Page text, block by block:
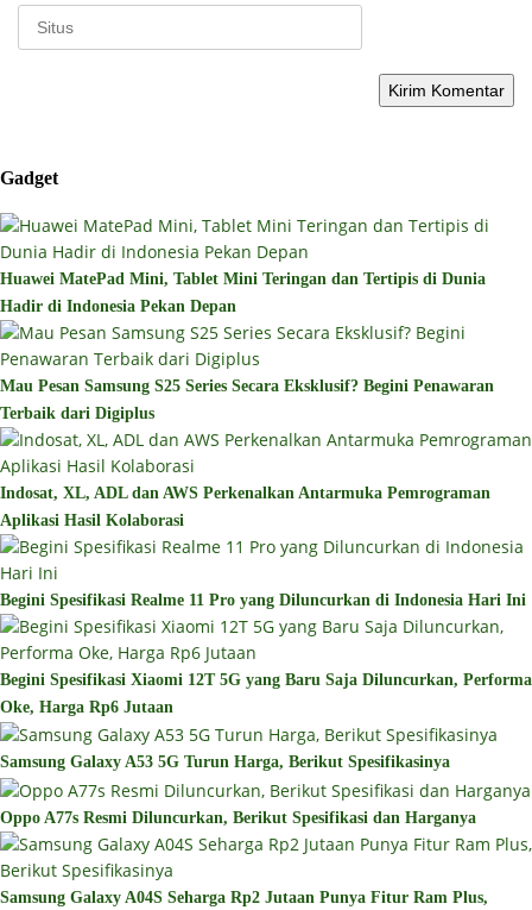
Gadget
Huawei MatePad Mini, Tablet Mini Teringan dan Tertipis di Dunia
Hadir di Indonesia Pekan Depan
Mau Pesan Samsung S25 Series Secara Eksklusif? Begini Penawaran
Terbaik dari Digiplus
Indosat, XL, ADL dan AWS Perkenalkan Antarmuka Pemrograman
Aplikasi Hasil Kolaborasi
Begini Spesifikasi Realme 11 Pro yang Diluncurkan di Indonesia Hari Ini
Begini Spesifikasi Xiaomi 12T 5G yang Baru Saja Diluncurkan, Performa
Oke, Harga Rp6 Jutaan
Samsung Galaxy A53 5G Turun Harga, Berikut Spesifikasinya
Oppo A77s Resmi Diluncurkan, Berikut Spesifikasi dan Harganya
Samsung Galaxy A04S Seharga Rp2 Jutaan Punya Fitur Ram Plus,